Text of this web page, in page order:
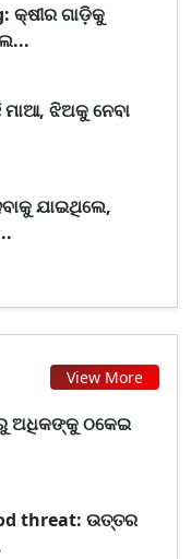
କ୍ଷୀର ଗାଡ଼ିକୁ
ଝିଅକୁ ନେବା
ଯାଇଥିଲେ,
View More
ଅଧିକଙ୍କୁ ଠକେଇ
threat: ଉତ୍ତର